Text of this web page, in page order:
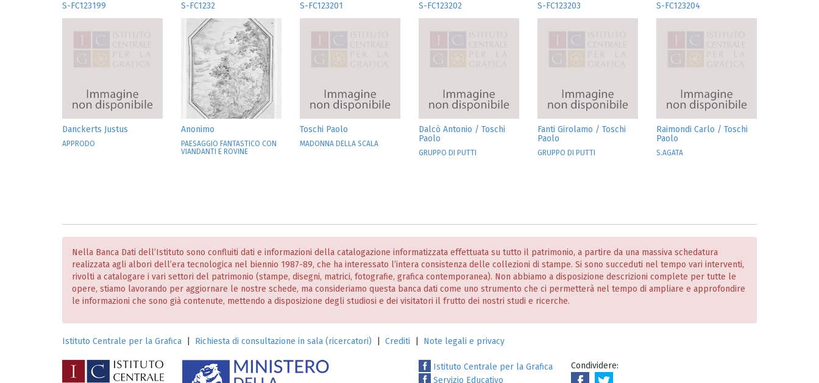
S-FC123199
Danckerts Justus
APPRODO
S-FC1232
Anonimo
PAESAGGIO FANTASTICO CON
VIANDANTI E ROVINE
S-FC123201
Toschi Paolo
MADONNA DELLA SCALA
S-FC123202
Dalcò Antonio / Toschi
Paolo
GRUPPO DI PUTTI
S-FC123203
Fanti Girolamo / Toschi
Paolo
GRUPPO DI PUTTI
S-FC123204
Raimondi Carlo / Toschi
Paolo
S.AGATA
Nella Banca Dati dell’Istituto sono confluiti dati e informazioni della catalogazione informatizzata effettuata su tutto il patrimonio, a partire da una massiva schedatura
realizzata agli albori dell’era tecnologica nel biennio 1987-89, che ha interessato l’intera consistenza delle collezioni di stampe. Si sono succeduti nel tempo vari interventi,
rivolti a catalogare i vari settori del patrimonio (stampe, disegni, matrici, fotografie, grafica contemporanea). Non abbiamo a disposizione descrizioni complete per tutte le
opere, stiamo lavorando per aggiornare le nostre schede, ma consideriamo questa banca dati come uno strumento che ci permetterà nel tempo di ampliare e approfondire
le informazioni che sono già contenute, mettendo a disposizione degli studiosi e dei visitatori il frutto dei nostri studi e ricerche.
Istituto Centrale per la Grafica Richiesta di consultazione in sala (ricercatori) Crediti Note legali e privacy
Istituto Centrale per la Grafica
Servizio Educativo
Condividere: